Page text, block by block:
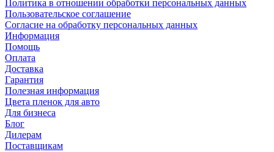
Политика в отношении обработки персональных данных
Пользовательское соглашение
Согласие на обработку персональных данных
Информация
Помощь
Оплата
Доставка
Гарантия
Полезная информация
Цвета пленок для авто
Для бизнеса
Блог
Дилерам
Поставщикам